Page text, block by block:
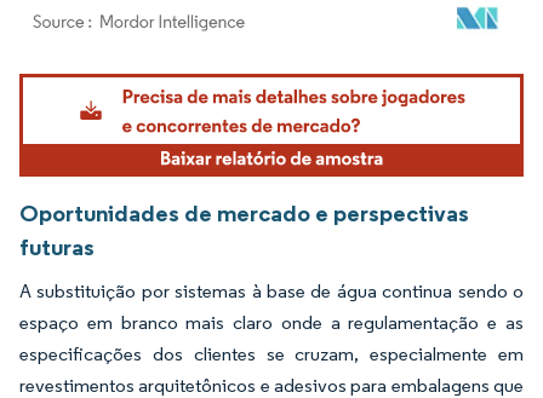
Imagem © Mordor Intelligence. O reuso requer atribuição conforme CC BY 4.0.
Oportunidades de mercado e perspectivas
futuras
A substituição por sistemas à base de água continua sendo o
espaço em branco mais claro onde a regulamentação e as
especificações dos clientes se cruzam, especialmente em
revestimentos arquitetônicos e adesivos para embalagens que